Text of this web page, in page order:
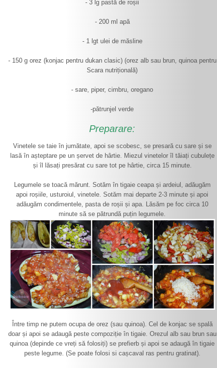
- 3 lg pastă de roșii
- 200 ml apă
- 1 lgt ulei de măsline
- 150 g orez (konjac pentru dukan clasic) (orez alb sau brun, quinoa pentru
Scara nutrițională)
- sare, piper, cimbru, oregano
-pătrunjel verde
Preparare:
Vinetele se taie în jumătate, apoi se scobesc, se presară cu sare și se
lasă în așteptare pe un șervet de hârtie. Miezul vinetelor îl tăiați cubulețe
și îl lăsați presărat cu sare tot pe hârtie, circa 15 minute.
Legumele se toacă mărunt. Sotăm în tigaie ceapa și ardeiul, adăugăm
apoi roșiile, usturoiul, vinetele. Sotăm mai departe 2-3 minute și apoi
adăugăm condimentele, pasta de roșii și apa. Lăsăm pe foc circa 10
minute să se pătrundă puțin legumele.
Între timp ne putem ocupa de orez (sau quinoa). Cel de konjac se spală
doar și apoi se adaugă peste compoziție în tigaie. Orezul alb sau brun sau
quinoa (depinde ce vreți să folosiți) se prefierb și apoi se adaugă în tigaie
peste legume. (Se poate folosi si cașcaval ras pentru gratinat).